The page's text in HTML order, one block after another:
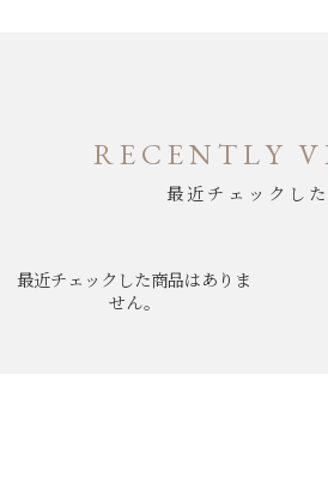
RECENTLY
最近チェックし
最近チェックした商品はありま
せん。